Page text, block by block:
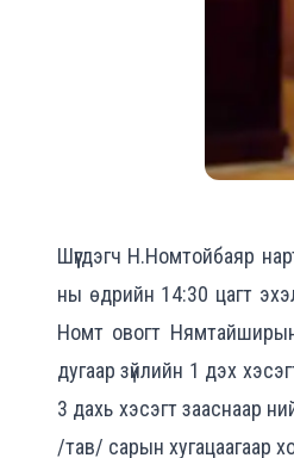
Шүүгдэгч Н.Номтойбаяр
ны өдрийн 14:30 цагт
Номт овогт Нямтайширын
дугаар зүйлийн 1 дэх
3 дахь хэсэгт зааснаар
/тав/ сарын хугацаагаар